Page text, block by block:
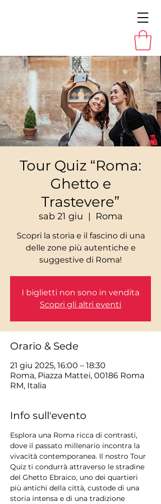
Tour Quiz “Roma:
Ghetto e
Trastevere”
sab 21 giu
  |
Roma
Scopri la storia e il fascino di una
delle zone più autentiche e
I biglietti non sono in vendita
Scopri gli altri eventi
Orario & Sede
21 giu 2025, 16:00 – 18:30
Roma, Piazza Mattei, 00186 Roma
RM, Italia
Info sull'evento
Esplora una Roma ricca di contrasti,
dove il passato millenario incontra la
vivacità contemporanea. Il nostro Tour
Quiz ti condurrà attraverso le stradine
del Ghetto Ebraico, uno dei quartieri
più antichi della città, custode di una
storia intensa e di una tradizione